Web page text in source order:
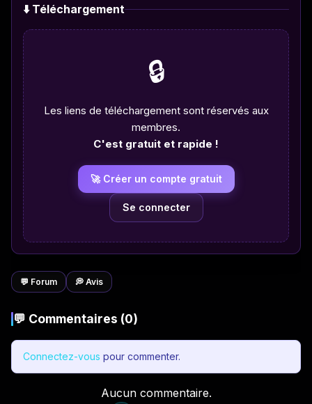
⬇️ Téléchargement
🔒
Les liens de téléchargement sont réservés aux
membres.
C'est gratuit et rapide !
🚀 Créer un compte gratuit
Se connecter
💬 Forum 💭 Avis
💬 Commentaires (0)
Connectez-vous pour commenter.
Aucun commentaire.